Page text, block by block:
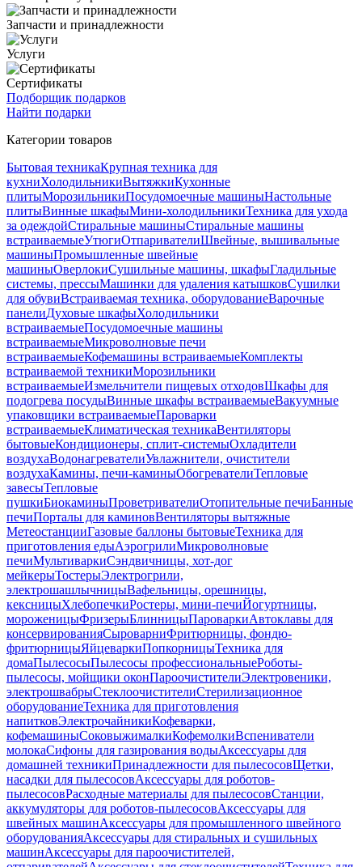
Запчасти и принадлежности
Услуги
Сертификаты
Подборщик подарков
Найти подарки
Категории товаров
Бытовая техникаКрупная техника для
кухниХолодильникиВытяжкиКухонные
плитыМорозильникиПосудомоечные машиныНастольные
плитыВинные шкафыМини-холодильникиТехника для ухода
за одеждойСтиральные машиныСтиральные машины
встраиваемыеУтюгиОтпаривателиШвейные, вышивальные
машиныПромышленные швейные
машиныОверлокиСушильные машины, шкафыГладильные
системы, прессыМашинки для удаления катышковСушилки
для обувиВстраиваемая техника, оборудованиеВарочные
панелиДуховые шкафыХолодильники
встраиваемыеПосудомоечные машины
встраиваемыеМикроволновые печи
встраиваемыеКофемашины встраиваемыеКомплекты
встраиваемой техникиМорозильники
встраиваемыеИзмельчители пищевых отходовШкафы для
подогрева посудыВинные шкафы встраиваемыеВакуумные
упаковщики встраиваемыеПароварки
встраиваемыеКлиматическая техникаВентиляторы
бытовыеКондиционеры, сплит-системыОхладители
воздухаВодонагревателиУвлажнители, очистители
воздухаКамины, печи-каминыОбогревателиТепловые
завесыТепловые
пушкиБиокаминыПроветривателиОтопительные печиБанные
печиПорталы для каминовВентиляторы вытяжные
МетеостанцииГазовые баллоны бытовыеТехника для
приготовления едыАэрогрилиМикроволновые
печиМультиваркиСэндвичницы, хот-дог
мейкерыТостерыЭлектрогрили,
электрошашлычницыВафельницы, орешницы,
кексницыХлебопечкиРостеры, мини-печиЙогуртницы,
мороженицыФризерыБлинницыПароваркиАвтоклавы для
консервированияСыроварниФритюрницы, фондю-
фритюрницыЯйцеваркиПопкорницыТехника для
домаПылесосыПылесосы профессиональныеРоботы-
пылесосы, мойщики оконПароочистителиЭлектровеники,
электрошвабрыСтеклоочистителиСтерилизационное
оборудованиеТехника для приготовления
напитковЭлектрочайникиКофеварки,
кофемашиныСоковыжималкиКофемолкиВспениватели
молокаСифоны для газирования водыАксессуары для
домашней техникиПринадлежности для пылесосовЩетки,
насадки для пылесосовАксессуары для роботов-
пылесосовРасходные материалы для пылесосовСтанции,
аккумуляторы для роботов-пылесосовАксессуары для
швейных машинАксессуары для промышленного швейного
оборудованияАксессуары для стиральных и сушильных
машинАксессуары для пароочистителей,